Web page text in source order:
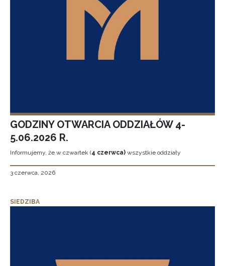
GODZINY OTWARCIA ODDZIAŁÓW 4-
5.06.2026 R.
Informujemy, że w czwartek (4 czerwca) wszystkie oddziały
3 czerwca, 2026
SIEDZIBA